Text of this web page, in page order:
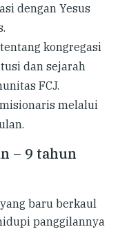
dengan Yesus
kongregasi
dan sejarah
FCJ.
melalui
– 9 tahun
baru berkaul
panggilannya